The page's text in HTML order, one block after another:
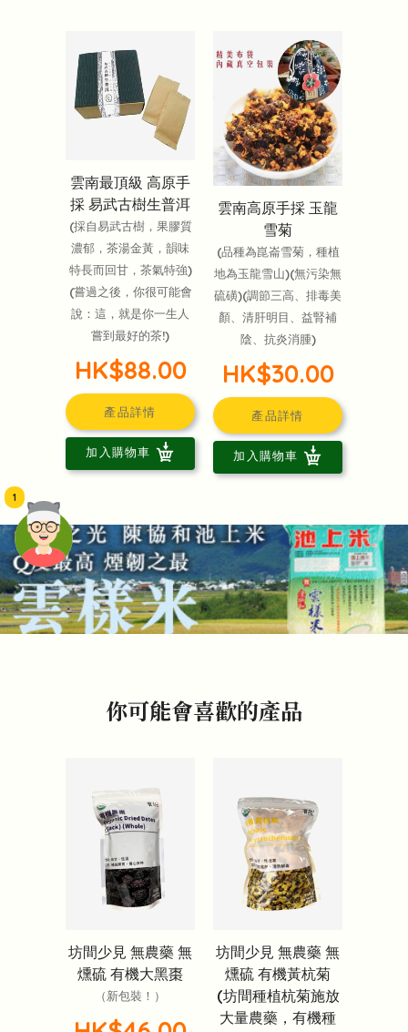
頭像生成器: 快樂家庭網上店
1
雲南最頂級 高原手
採 易武古樹生普洱
(採自易武古樹，果膠質
濃郁，茶湯金黃，韻味
特長而回甘，茶氣特強)
(嘗過之後，你很可能會
說：這，就是你一生人
嘗到最好的茶!)
HK$88.00
產品詳情
加入購物車
雲南高原手採 玉龍
雪菊
(品種為崑崙雪菊，種植
地為玉龍雪山)(無污染無
硫磺)(調節三高、排毒美
顏、清肝明目、益腎補
陰、抗炎消腫)
HK$30.00
產品詳情
加入購物車
你可能會喜歡的產品
坊間少見 無農藥 無
燻硫 有機大黑棗
（新包裝！）
坊間少見 無農藥 無
燻硫 有機黃杭菊
(坊間種植杭菊施放
大量農藥，有機種